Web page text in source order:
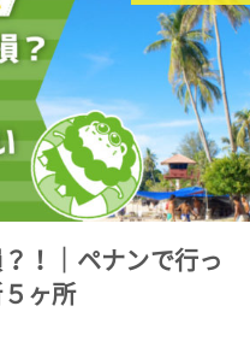
！｜ペナンで行っ
ヶ所